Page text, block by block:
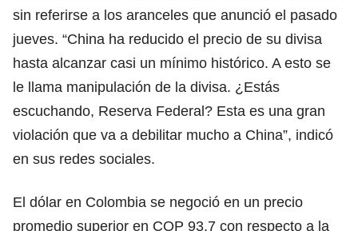
sin referirse a los aranceles que anunció el pasado
jueves. “China ha reducido el precio de su divisa
hasta alcanzar casi un mínimo histórico. A esto se
le llama manipulación de la divisa. ¿Estás
escuchando, Reserva Federal? Esta es una gran
violación que va a debilitar mucho a China”, indicó
en sus redes sociales.
El dólar en Colombia se negoció en un precio
promedio superior en COP 93,7 con respecto a la